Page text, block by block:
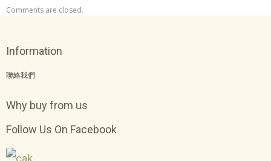
Comments are closed.
Information
聯絡我們
Why buy from us
Follow Us On Facebook